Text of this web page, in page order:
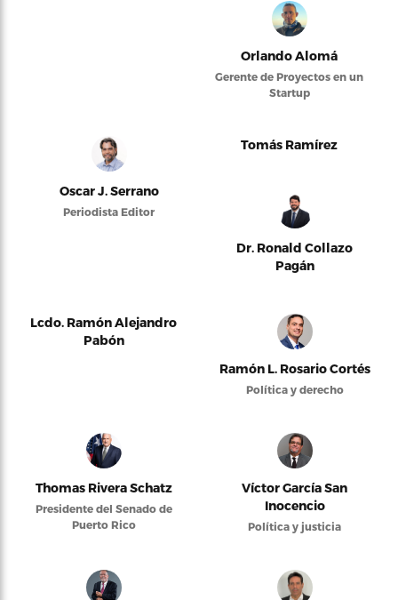
Orlando Alomá
Gerente de Proyectos en un
Startup
Oscar J. Serrano
Periodista Editor
Tomás Ramírez
Dr. Ronald Collazo
Pagán
Lcdo. Ramón Alejandro
Pabón
Ramón L. Rosario Cortés
Política y derecho
Thomas Rivera Schatz
Presidente del Senado de
Puerto Rico
Víctor García San
Inocencio
Política y justicia